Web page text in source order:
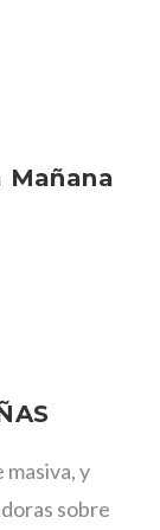
Mañana
masiva, y
sobre